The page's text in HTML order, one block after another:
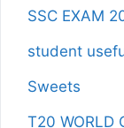
SSC EXAM
student
Sweets
T20 WORLD